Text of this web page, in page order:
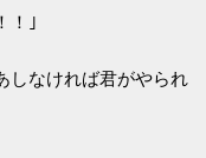
！｣
しなければ君がやられ